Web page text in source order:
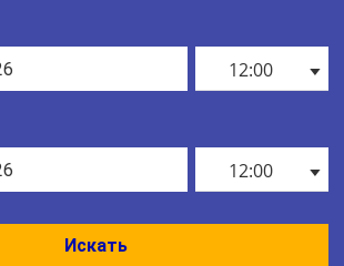
12:00
12:00
Искать